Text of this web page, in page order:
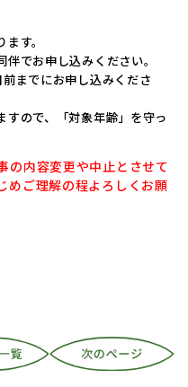
す。
でお申し込みください。
までにお申し込みくださ
ので、「対象年齢」を守っ
の内容変更や中止とさせて
めご理解の程よろしくお願